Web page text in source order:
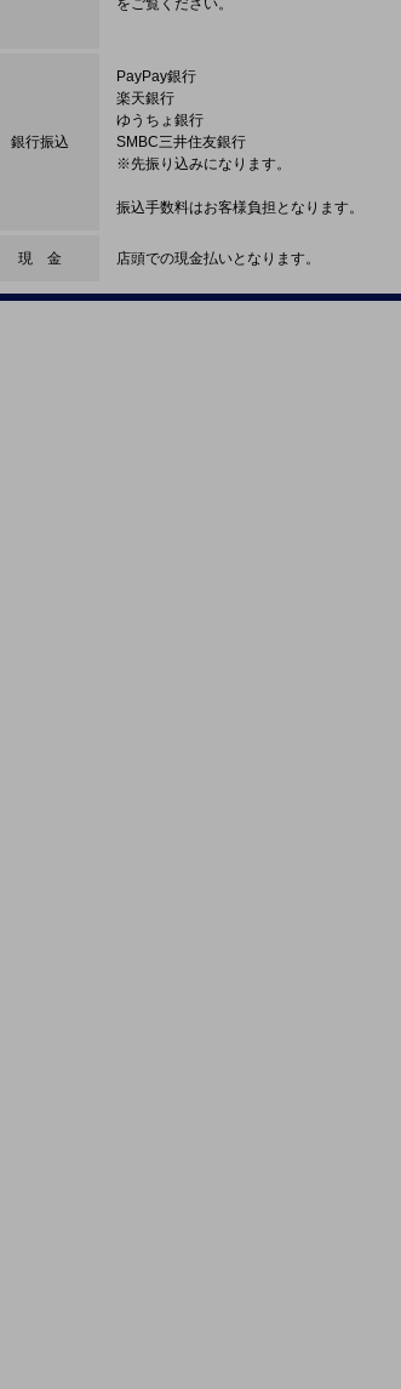
をご覧ください。
銀行振込
PayPay銀行
楽天銀行
ゆうちょ銀行
SMBC三井住友銀行
※先振り込みになります。
振込手数料はお客様負担となります。
現 金 店頭での現金払いとなります。